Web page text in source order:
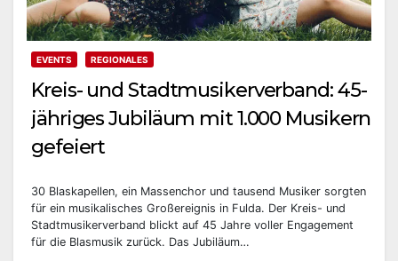
EVENTS REGIONALES
Kreis- und Stadtmusikerverband: 45-
jähriges Jubiläum mit 1.000 Musikern
gefeiert
30 Blaskapellen, ein Massenchor und tausend Musiker sorgten
für ein musikalisches Großereignis in Fulda. Der Kreis- und
Stadtmusikerverband blickt auf 45 Jahre voller Engagement
für die Blasmusik zurück. Das Jubiläum…